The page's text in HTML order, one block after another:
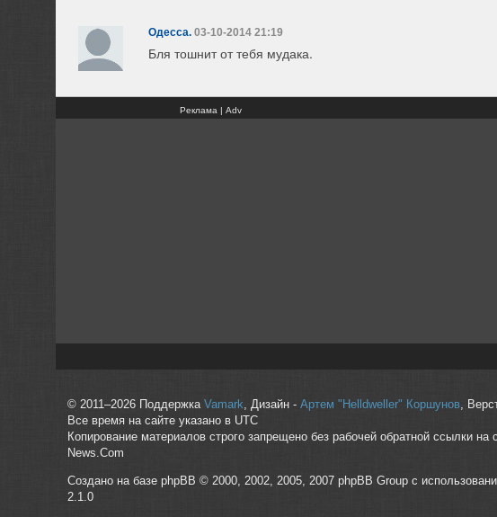
Одесса. 03-10-2014 21:19
Бля тошнит от тебя мудака.
Реклама | Adv
© 2011–2026 Поддержка Vamark, Дизайн - Артем "Helldweller" Коршунов,
Все время на сайте указано в UTC
Копирование материалов строго запрещено без рабочей обратной ссылки на
News.Com
Создано на базе phpBB © 2000, 2002, 2005, 2007 phpBB Group с
2.1.0